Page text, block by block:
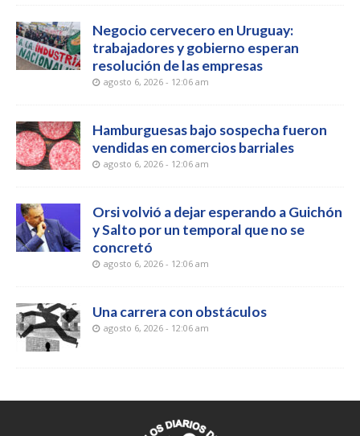
Negocio cervecero en Uruguay:
trabajadores y gobierno esperan
resolución de las empresas
agosto 6, 2026 - 12:06 am
Hamburguesas bajo sospecha fueron
vendidas en comercios barriales
agosto 6, 2026 - 12:06 am
Orsi volvió a dejar esperando a Guichón
y Salto por un temporal que no se
concretó
agosto 6, 2026 - 12:06 am
Una carrera con obstáculos
agosto 6, 2026 - 12:06 am